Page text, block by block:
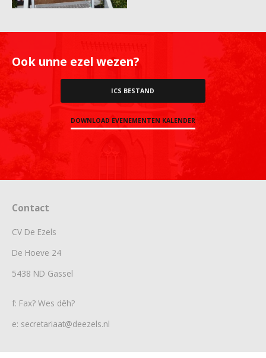
Ook unne ezel wezen?
ICS BESTAND
DOWNLOAD EVENEMENTEN KALENDER
Contact
CV De Ezels
De Hoeve 24
5438 ND Gassel
f: Fax? Wes dêh?
e: secretariaat@deezels.nl